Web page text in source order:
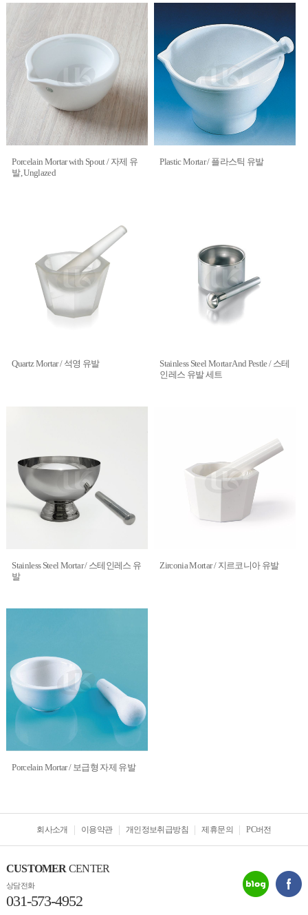
Porcelain Mortar with Spout / 자제 유
발, Unglazed
Plastic Mortar / 플라스틱 유발
Quartz Mortar / 석영 유발
Stainless Steel Mortar And Pestle / 스테
인레스 유발 세트
Stainless Steel Mortar / 스테인레스 유
발
Zirconia Mortar / 지르코니아 유발
Porcelain Mortar / 보급형 자제 유발
회사소개 이용약관 개인정보취급방침 제휴문의 PC버전
CUSTOMER CENTER
상담전화
031-573-4952